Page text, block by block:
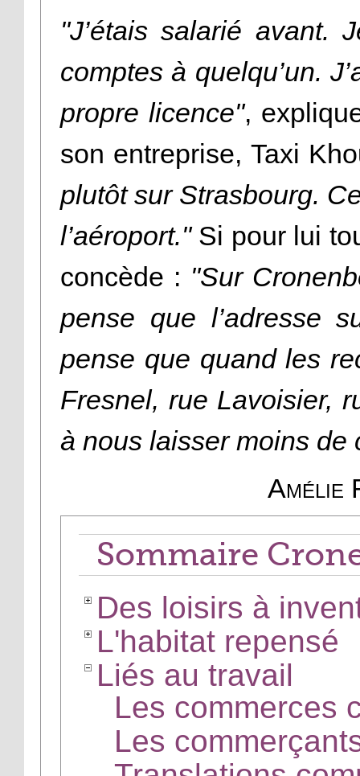
"J’étais salarié avant.
comptes à quelqu’un.
propre licence",
son entreprise, Taxi
plutôt sur Strasbourg.
l’aéroport."Si pour lui
concède : "Sur
pense que l’adresse
pense que quand les
Fresnel, rue Lavoisier,
à nous laisser moins de
Amélie
Sommaire
Des loisirs à
L'habitat repensé
Liés au travail
Les commerces
Les